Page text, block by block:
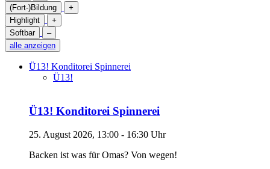
(Fort-)Bildung
+
Highlight
+
Softbar
–
alle anzeigen
Ü13! Konditorei Spinnerei
Ü13!
Ü13! Konditorei Spinnerei
25. August 2026, 13:00 - 16:30 Uhr
Backen ist was für Omas? Von wegen!